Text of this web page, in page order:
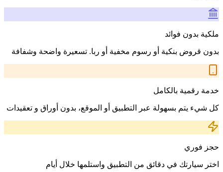
ملكية بدون فوائد
بدون قروض بنكية أو رسوم مخفية أو ربا. تسعيرة واضحة وشفافة
خدمة رقمية بالكامل
كل شيء يتم بسهولة عبر التطبيق أو الموقع، بدون أوراق و تعقيدات
حجز فوري
اختر سيارتك في دقائق من التطبيق واستلمها خلال أيام